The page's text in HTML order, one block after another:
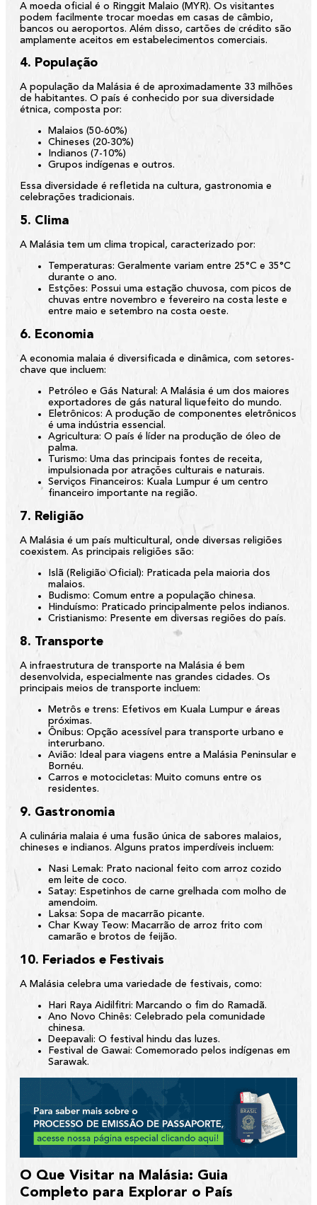
A moeda oficial é o Ringgit Malaio (MYR). Os visitantes
podem facilmente trocar moedas em casas de câmbio,
bancos ou aeroportos. Além disso, cartões de crédito são
amplamente aceitos em estabelecimentos comerciais.
4. População
A população da Malásia é de aproximadamente 33 milhões
de habitantes. O país é conhecido por sua diversidade
étnica, composta por:
Malaios (50-60%)
Chineses (20-30%)
Indianos (7-10%)
Grupos indígenas e outros.
Essa diversidade é refletida na cultura, gastronomia e
celebrações tradicionais.
5. Clima
A Malásia tem um clima tropical, caracterizado por:
Temperaturas: Geralmente variam entre 25°C e 35°C
durante o ano.
Estções: Possui uma estação chuvosa, com picos de
chuvas entre novembro e fevereiro na costa leste e
entre maio e setembro na costa oeste.
6. Economia
A economia malaia é diversificada e dinâmica, com setores-
chave que incluem:
Petróleo e Gás Natural: A Malásia é um dos maiores
exportadores de gás natural liquefeito do mundo.
Eletrônicos: A produção de componentes eletrônicos
é uma indústria essencial.
Agricultura: O país é líder na produção de óleo de
palma.
Turismo: Uma das principais fontes de receita,
impulsionada por atrações culturais e naturais.
Serviços Financeiros: Kuala Lumpur é um centro
financeiro importante na região.
7. Religião
A Malásia é um país multicultural, onde diversas religiões
coexistem. As principais religiões são:
Islã (Religião Oficial): Praticada pela maioria dos
malaios.
Budismo: Comum entre a população chinesa.
Hinduísmo: Praticado principalmente pelos indianos.
Cristianismo: Presente em diversas regiões do país.
8. Transporte
A infraestrutura de transporte na Malásia é bem
desenvolvida, especialmente nas grandes cidades. Os
principais meios de transporte incluem:
Metrôs e trens: Efetivos em Kuala Lumpur e áreas
próximas.
Ônibus: Opção acessível para transporte urbano e
interurbano.
Avião: Ideal para viagens entre a Malásia Peninsular e
Bornéu.
Carros e motocicletas: Muito comuns entre os
residentes.
9. Gastronomia
A culinária malaia é uma fusão única de sabores malaios,
chineses e indianos. Alguns pratos imperdíveis incluem:
Nasi Lemak: Prato nacional feito com arroz cozido
em leite de coco.
Satay: Espetinhos de carne grelhada com molho de
amendoim.
Laksa: Sopa de macarrão picante.
Char Kway Teow: Macarrão de arroz frito com
camarão e brotos de feijão.
10. Feriados e Festivais
A Malásia celebra uma variedade de festivais, como:
Hari Raya Aidilfitri: Marcando o fim do Ramadã.
Ano Novo Chinês: Celebrado pela comunidade
chinesa.
Deepavali: O festival hindu das luzes.
Festival de Gawai: Comemorado pelos indígenas em
Sarawak.
O Que Visitar na Malásia: Guia
Completo para Explorar o País